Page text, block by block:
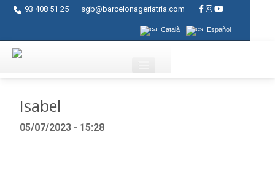
93 408 51 25 sgb@barcelonageriatria.com
Català Español
Serveis
Isabel
05/07/2023 - 15:28